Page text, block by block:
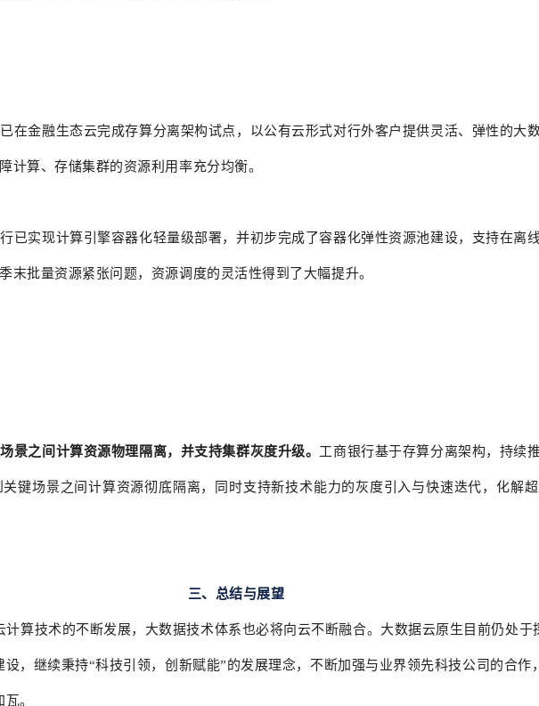
在金融生态云完成存算分离架构试点，以公有云形式对行外客户提供灵活、弹性的大
计算、存储集群的资源利用率充分均衡。
已实现计算引擎容器化轻量级部署，并初步完成了容器化弹性资源池建设，支持在离
批量资源紧张问题，资源调度的灵活性得到了大幅提升。
景之间计算资源物理隔离，并支持集群灰度升级。 工商银行基于存算分离架构，持续
键场景之间计算资源彻底隔离，同时支持新技术能力的灰度引入与快速迭代，化解
三、总结与展望
算技术的不断发展，大数据技术体系也必将向云不断融合。大数据云原生目前仍处
，继续秉持“科技引领，创新赋能”的发展理念，不断加强与业界领先科技公司的合
。